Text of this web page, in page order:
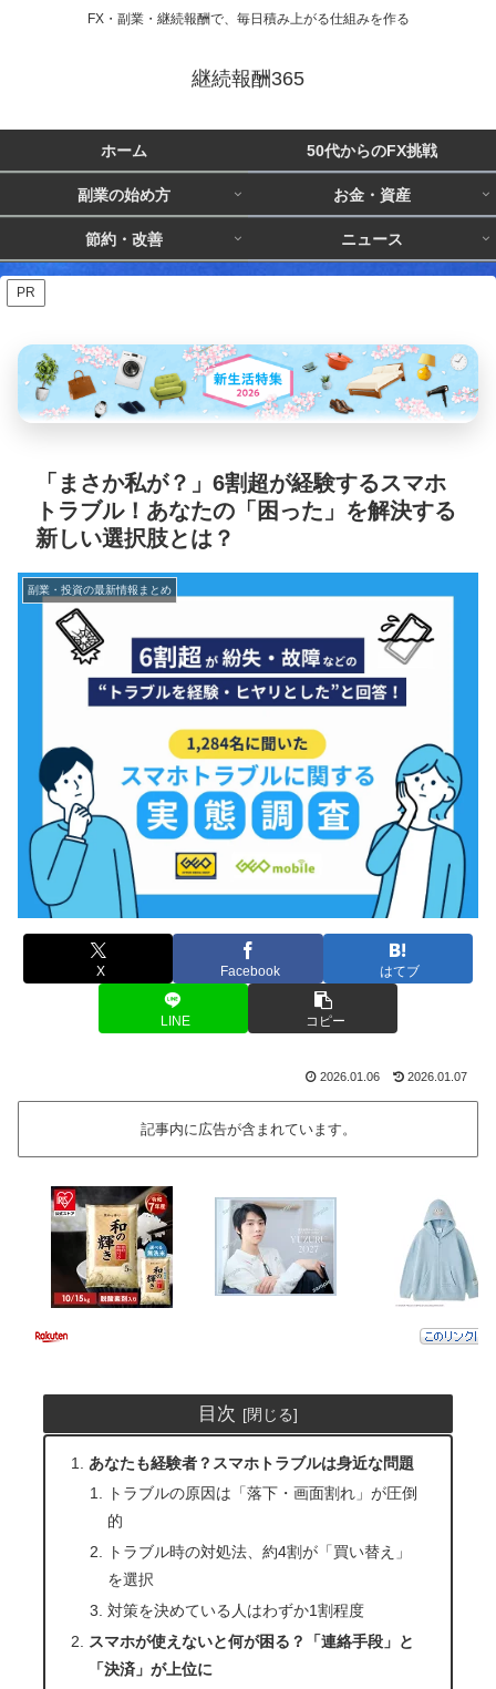
FX・副業・継続報酬で、毎日積み上がる仕組みを作る
継続報酬365
ホーム 50代からのFX挑戦
副業の始め方 お金・資産
節約・改善 ニュース
PR
「まさか私が？」6割超が経験するスマホ
トラブル！あなたの「困った」を解決する
新しい選択肢とは？
副業・投資の最新情報まとめ
X Facebook はてブ
LINE コピー
2026.01.06 2026.01.07
記事内に広告が含まれています。
目次
あなたも経験者？スマホトラブルは身近な問題
トラブルの原因は「落下・画面割れ」が圧倒
的
トラブル時の対処法、約4割が「買い替え」
を選択
対策を決めている人はわずか1割程度
スマホが使えないと何が困る？「連絡手段」と
「決済」が上位に